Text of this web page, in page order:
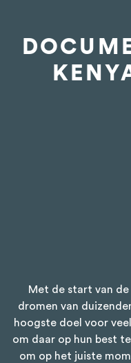
Met de start van de
dromen van
hoogste doel voor
om daar op hun best
om op het juiste